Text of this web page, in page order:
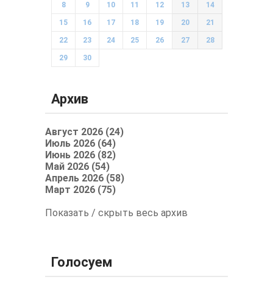
8 9 10 11 12 13 14
15 16 17 18 19 20 21
22 23 24 25 26 27 28
29 30
Архив
Август 2026 (24)
Июль 2026 (64)
Июнь 2026 (82)
Май 2026 (54)
Апрель 2026 (58)
Март 2026 (75)
Показать / скрыть весь архив
Голосуем